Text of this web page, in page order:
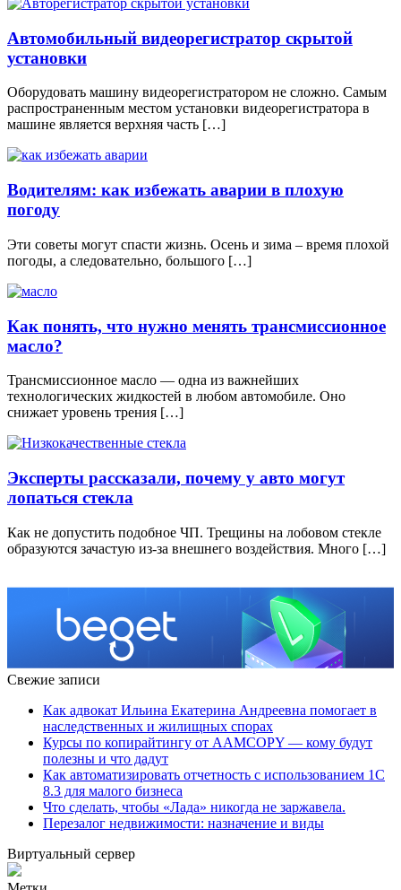
Автомобильный видеорегистратор скрытой
установки
Оборудовать машину видеорегистратором не сложно. Самым
распространенным местом установки видеорегистратора в
машине является верхняя часть […]
Водителям: как избежать аварии в плохую
погоду
Эти советы могут спасти жизнь. Осень и зима – время плохой
погоды, а следовательно, большого […]
Как понять, что нужно менять трансмиссионное
масло?
Трансмиссионное масло — одна из важнейших
технологических жидкостей в любом автомобиле. Оно
снижает уровень трения […]
Эксперты рассказали, почему у авто могут
лопаться стекла
Как не допустить подобное ЧП. Трещины на лобовом стекле
образуются зачастую из-за внешнего воздействия. Много […]
Свежие записи
Как адвокат Ильина Екатерина Андреевна помогает в
наследственных и жилищных спорах
Курсы по копирайтингу от AAMCOPY — кому будут
полезны и что дадут
Как автоматизировать отчетность с использованием 1С
8.3 для малого бизнеса
Что сделать, чтобы «Лада» никогда не заржавела.
Перезалог недвижимости: назначение и виды
Виртуальный сервер